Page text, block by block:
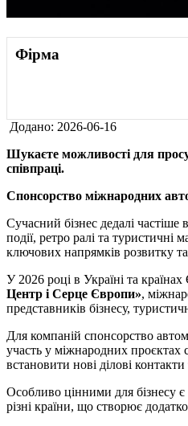
Фірма
Додано: 2026-06-16
Шукаєте можливості для
співпраці.
Спонсорство міжнародних
Сучасний бізнес дедалі
події, ретро ралі та
ключових напрямків розвитку
У 2026 році в Україні та
Центр і Серце Європи»,
представників бізнесу,
Для компаній спонсорство
участь у міжнародних проєктах
встановити нові ділові
Особливо цінними для бізнесу є
різні країни, що створює